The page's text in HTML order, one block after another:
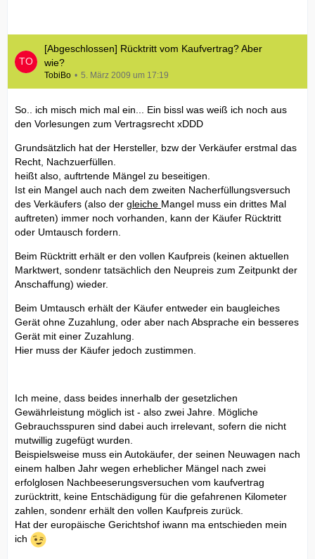
[Abgeschlossen] Rücktritt vom Kaufvertrag? Aber
wie?
TobiBo 5. März 2009 um 17:19
So.. ich misch mich mal ein... Ein bissl was weiß ich noch aus
den Vorlesungen zum Vertragsrecht xDDD
Grundsätzlich hat der Hersteller, bzw der Verkäufer erstmal das
Recht, Nachzuerfüllen.
heißt also, auftrtende Mängel zu beseitigen.
Ist ein Mangel auch nach dem zweiten Nacherfüllungsversuch
des Verkäufers (also der gleiche Mangel muss ein drittes Mal
auftreten) immer noch vorhanden, kann der Käufer Rücktritt
oder Umtausch fordern.
Beim Rücktritt erhält er den vollen Kaufpreis (keinen aktuellen
Marktwert, sondenr tatsächlich den Neupreis zum Zeitpunkt der
Anschaffung) wieder.
Beim Umtausch erhält der Käufer entweder ein baugleiches
Gerät ohne Zuzahlung, oder aber nach Absprache ein besseres
Gerät mit einer Zuzahlung.
Hier muss der Käufer jedoch zustimmen.
Ich meine, dass beides innerhalb der gesetzlichen
Gewährleistung möglich ist - also zwei Jahre. Mögliche
Gebrauchsspuren sind dabei auch irrelevant, sofern die nicht
mutwillig zugefügt wurden.
Beispielsweise muss ein Autokäufer, der seinen Neuwagen nach
einem halben Jahr wegen erheblicher Mängel nach zwei
erfolglosen Nachbeeserungsversuchen vom kaufvertrag
zurücktritt, keine Entschädigung für die gefahrenen Kilometer
zahlen, sondenr erhält den vollen Kaufpreis zurück.
Hat der europäische Gerichtshof iwann ma entschieden mein
ich